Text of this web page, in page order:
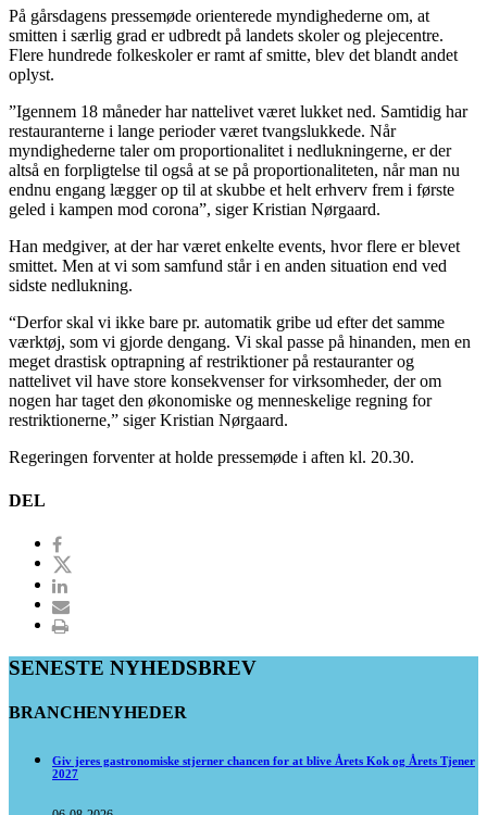
På gårsdagens pressemøde orienterede myndighederne om, at
smitten i særlig grad er udbredt på landets skoler og plejecentre.
Flere hundrede folkeskoler er ramt af smitte, blev det blandt andet
oplyst.
”Igennem 18 måneder har nattelivet været lukket ned. Samtidig har
restauranterne i lange perioder været tvangslukkede. Når
myndighederne taler om proportionalitet i nedlukningerne, er der
altså en forpligtelse til også at se på proportionaliteten, når man nu
endnu engang lægger op til at skubbe et helt erhverv frem i første
geled i kampen mod corona”, siger Kristian Nørgaard.
Han medgiver, at der har været enkelte events, hvor flere er blevet
smittet. Men at vi som samfund står i en anden situation end ved
sidste nedlukning.
“Derfor skal vi ikke bare pr. automatik gribe ud efter det samme
værktøj, som vi gjorde dengang. Vi skal passe på hinanden, men en
meget drastisk optrapning af restriktioner på restauranter og
nattelivet vil have store konsekvenser for virksomheder, der om
nogen har taget den økonomiske og menneskelige regning for
restriktionerne,” siger Kristian Nørgaard.
Regeringen forventer at holde pressemøde i aften kl. 20.30.
DEL
SENESTE NYHEDSBREV
BRANCHENYHEDER
Giv jeres gastronomiske stjerner chancen for at blive Årets Kok og Årets Tjener
2027